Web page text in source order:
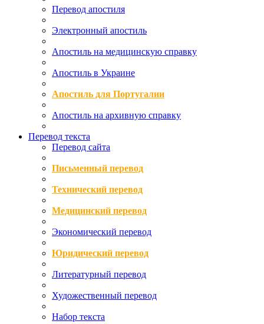
Перевод апостиля
Электронный апостиль
Апостиль на медицинскую справку
Апостиль в Украине
Апостиль для Португалии
Апостиль на архивную справку
Перевод текста
Перевод сайта
Письменный перевод
Технический перевод
Медицинский перевод
Экономический перевод
Юридический перевод
Литературный перевод
Художественный перевод
Набор текста